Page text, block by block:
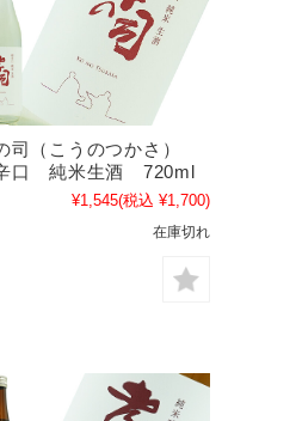
司（こうのつかさ）
口 純米生酒 720ml
¥1,545(税込 ¥1,700)
在庫切れ